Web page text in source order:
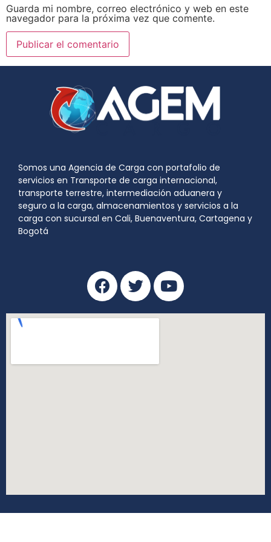
Guarda mi nombre, correo electrónico y web en este
navegador para la próxima vez que comente.
Somos una Agencia de Carga con portafolio de
servicios en Transporte de carga internacional,
transporte terrestre, intermediación aduanera y
seguro a la carga, almacenamientos y servicios a la
carga con sucursal en Cali, Buenaventura, Cartagena y
Bogotá